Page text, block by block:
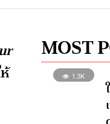
MOST
1.3K